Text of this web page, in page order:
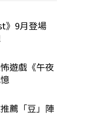
》9月登場
遊戲《午夜
薦「豆」陣